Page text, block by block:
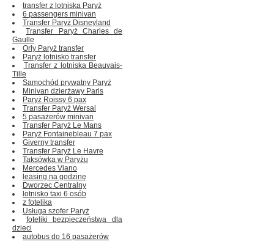
transfer z lotniska Paryż
6 passengers minivan
Transfer Paryż Disneyland
Transfer Paryż Charles de
Gaulle
Orly Paryż transfer
Paryż lotnisko transfer
Transfer z lotniska Beauvais-
Tille
Samochód prywatny Paryż
Minivan dzierżawy Paris
Paryż Roissy 6 pax
Transfer Paryż Wersal
5 pasażerów minivan
Transfer Paryż Le Mans
Paryż Fontainebleau 7 pax
Giverny transfer
Transfer Paryż Le Havre
Taksówka w Paryżu
Mercedes Viano
leasing na godzinę
Dworzec Centralny
lotnisko taxi 6 osób
z fotelika
Usługa szofer Paryż
foteliki bezpieczeństwa dla
dzieci
autobus do 16 pasażerów